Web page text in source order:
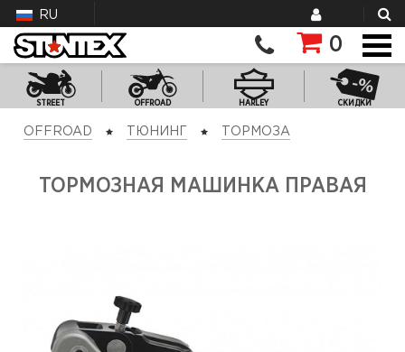
RU
0
STREET OFFROAD HARLEY СКИДКИ
OFFROAD ТЮНИНГ ТОРМОЗА
ТОРМОЗНАЯ МАШИНКА ПРАВАЯ